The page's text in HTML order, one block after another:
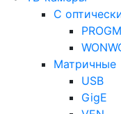
С
Матричные
USB
GigE